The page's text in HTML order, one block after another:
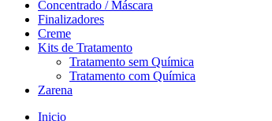
Concentrado / Máscara
Finalizadores
Creme
Kits de Tratamento
Tratamento sem Química
Tratamento com Química
Zarena
Inicio